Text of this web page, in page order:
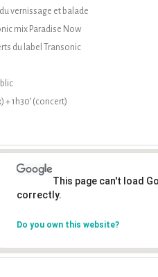
vernissage et balade
mix Paradise Now
du label Transonic
+ 1h30’ (concert)
This page can't load
correctly.
Do you own this website?